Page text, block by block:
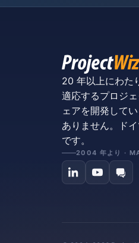
20 年以上にわた
適応するプロジ
ェアを開発して
ありません。ド
です。
2004 年より ·